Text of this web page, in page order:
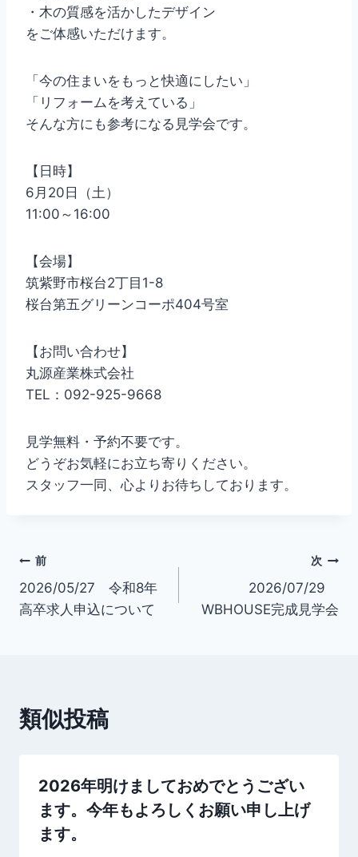
・木の質感を活かしたデザイン
をご体感いただけます。
「今の住まいをもっと快適にしたい」
「リフォームを考えている」
そんな方にも参考になる見学会です。
【日時】
6月20日（土）
11:00～16:00
【会場】
筑紫野市桜台2丁目1-8
桜台第五グリーンコーポ404号室
【お問い合わせ】
丸源産業株式会社
TEL：092-925-9668
見学無料・予約不要です。
どうぞお気軽にお立ち寄りください。
スタッフ一同、心よりお待ちしております。
投
稿
ー
ョ
ン
前
2026/05/27 令和8年
高卒求人申込について
次
2026/07/29
WBHOUSE完成見学会
類似投稿
2026年明けましておめでとうござい
ます。今年もよろしくお願い申し上げ
ます。